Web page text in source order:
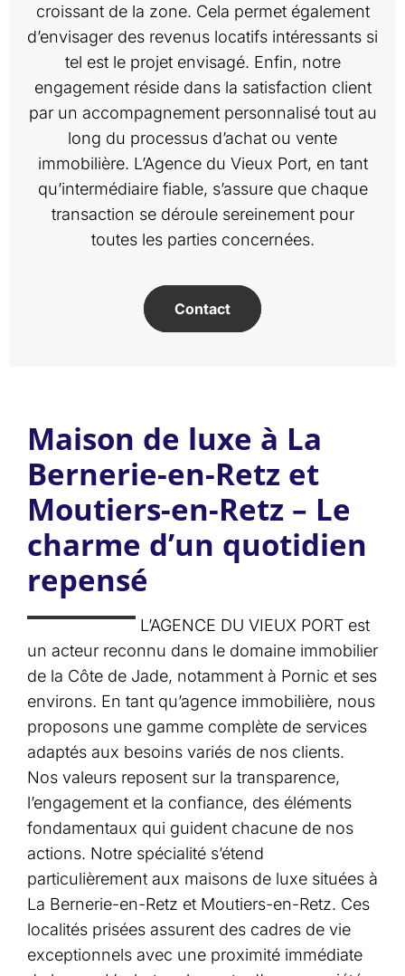
croissant de la zone. Cela permet également
d’envisager des revenus locatifs intéressants si
tel est le projet envisagé. Enfin, notre
engagement réside dans la satisfaction client
par un accompagnement personnalisé tout au
long du processus d’achat ou vente
immobilière. L’Agence du Vieux Port, en tant
qu’intermédiaire fiable, s’assure que chaque
transaction se déroule sereinement pour
toutes les parties concernées.
Contact
Maison de luxe à La
Bernerie-en-Retz et
Moutiers-en-Retz – Le
charme d’un quotidien
repensé
L’AGENCE DU VIEUX PORT est
un acteur reconnu dans le domaine immobilier
de la Côte de Jade, notamment à Pornic et ses
environs. En tant qu’agence immobilière, nous
proposons une gamme complète de services
adaptés aux besoins variés de nos clients.
Nos valeurs reposent sur la transparence,
l’engagement et la confiance, des éléments
fondamentaux qui guident chacune de nos
actions. Notre spécialité s’étend
particulièrement aux maisons de luxe situées à
La Bernerie-en-Retz et Moutiers-en-Retz. Ces
localités prisées assurent des cadres de vie
exceptionnels avec une proximité immédiate